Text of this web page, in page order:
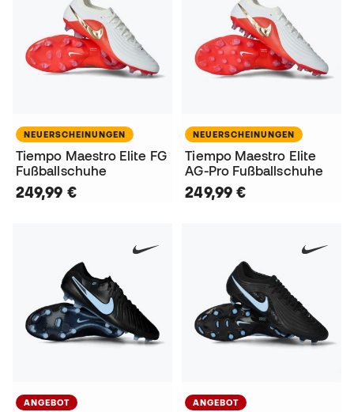
NEUERSCHEINUNGEN
Tiempo Maestro Elite FG
Fußballschuhe
249,99 €
NEUERSCHEINUNGEN
Tiempo Maestro Elite
AG-Pro Fußballschuhe
249,99 €
ANGEBOT ANGEBOT